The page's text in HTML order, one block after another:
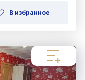
В избранное